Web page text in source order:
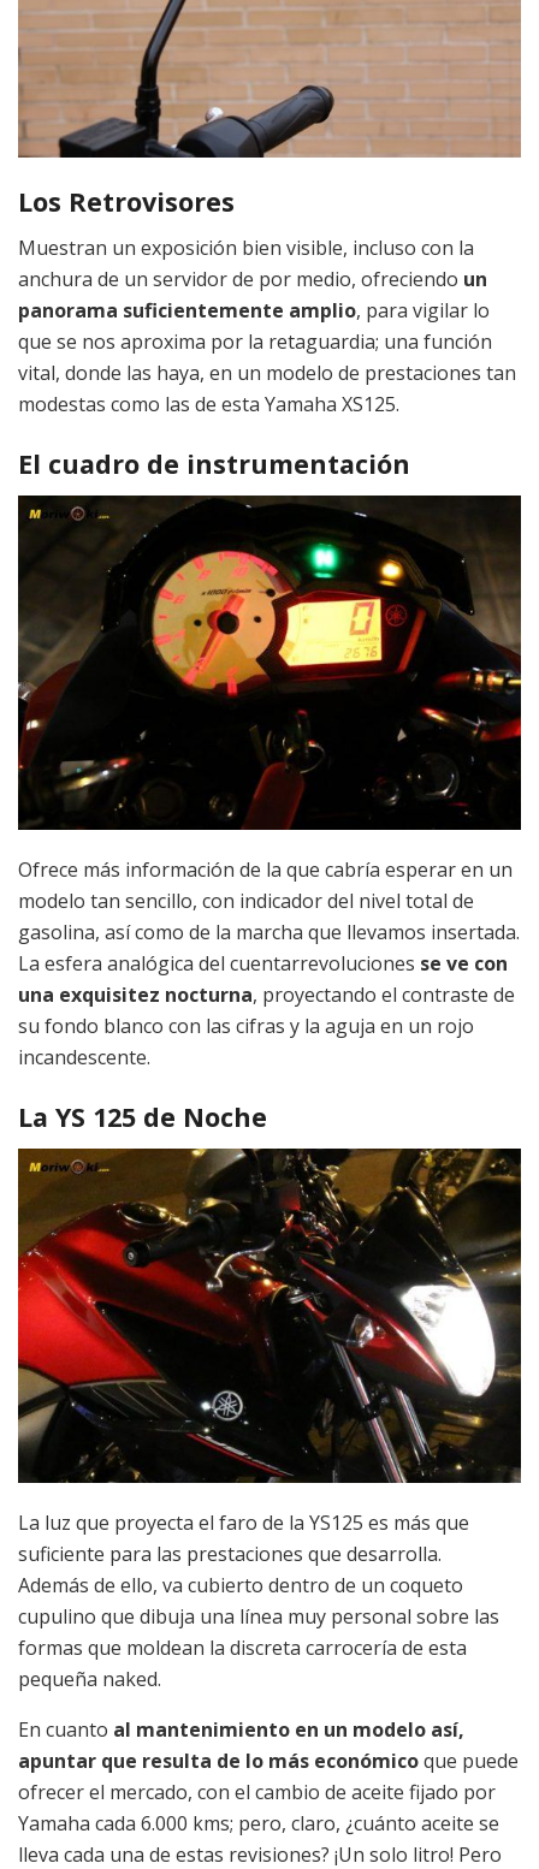
Los Retrovisores
Muestran un exposición bien visible, incluso con la
anchura de un servidor de por medio, ofreciendo un
panorama suficientemente amplio, para vigilar lo
que se nos aproxima por la retaguardia; una función
vital, donde las haya, en un modelo de prestaciones tan
modestas como las de esta Yamaha XS125.
El cuadro de instrumentación
Ofrece más información de la que cabría esperar en un
modelo tan sencillo, con indicador del nivel total de
gasolina, así como de la marcha que llevamos insertada.
La esfera analógica del cuentarrevoluciones se ve con
una exquisitez nocturna, proyectando el contraste de
su fondo blanco con las cifras y la aguja en un rojo
incandescente.
La YS 125 de Noche
La luz que proyecta el faro de la YS125 es más que
suficiente para las prestaciones que desarrolla.
Además de ello, va cubierto dentro de un coqueto
cupulino que dibuja una línea muy personal sobre las
formas que moldean la discreta carrocería de esta
pequeña naked.
En cuanto al mantenimiento en un modelo así,
apuntar que resulta de lo más económicoque puede
ofrecer el mercado, con el cambio de aceite fijado por
Yamaha cada 6.000 kms; pero, claro, ¿cuánto aceite se
lleva cada una de estas revisiones? ¡Un solo litro! Pero